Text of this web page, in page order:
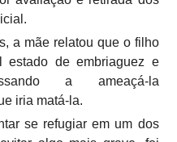
a mãe relatou que o filho
estado de embriaguez e
a ameaçá-la
iria matá-la.
se refugiar em um dos